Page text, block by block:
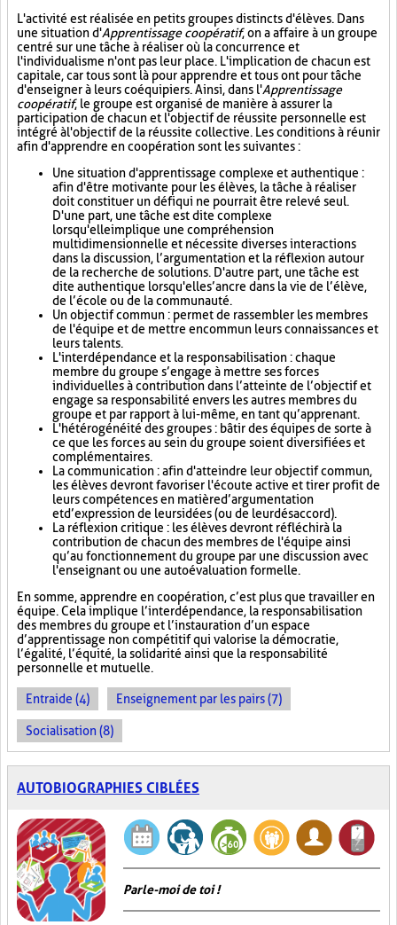
L'activité est réalisée en petits groupes distincts d'élèves. Dans
une situation d'Apprentissage coopératif, on a affaire à un groupe
centré sur une tâche à réaliser où la concurrence et
l'individualisme n'ont pas leur place. L'implication de chacun est
capitale, car tous sont là pour apprendre et tous ont pour tâche
d'enseigner à leurs coéquipiers. Ainsi, dans l'Apprentissage
coopératif, le groupe est organisé de manière à assurer la
participation de chacun et l'objectif de réussite personnelle est
intégré à l'objectif de la réussite collective. Les conditions à réunir
afin d'apprendre en coopération sont les suivantes :
Une situation d'apprentissage complexe et authentique :
afin d'être motivante pour les élèves, la tâche à réaliser
doit constituer un défi qui ne pourrait être relevé seul.
D'une part, une tâche est dite complexe
lorsqu'elle implique une compréhension
multidimensionnelle et nécessite diverses interactions
dans la discussion, l’argumentation et la réflexion autour
de la recherche de solutions. D'autre part, une tâche est
dite authentique lorsqu'elle s’ancre dans la vie de l’élève,
de l’école ou de la communauté.
Un objectif commun : permet de rassembler les membres
de l'équipe et de mettre en commun leurs connaissances et
leurs talents.
L'interdépendance et la responsabilisation : chaque
membre du groupe s’engage à mettre ses forces
individuelles à contribution dans l’atteinte de l’objectif et
engage sa responsabilité envers les autres membres du
groupe et par rapport à lui-même, en tant qu’apprenant.
L'hétérogénéité des groupes : bâtir des équipes de sorte à
ce que les forces au sein du groupe soient diversifiées et
complémentaires.
La communication : afin d'atteindre leur objectif commun,
les élèves devront favoriser l'écoute active et tirer profit de
leurs compétences en matière d’argumentation
et d’expression de leurs idées (ou de leur désaccord).
La réflexion critique : les élèves devront réfléchir à la
contribution de chacun des membres de l'équipe ainsi
qu’au fonctionnement du groupe par une discussion avec
l'enseignant ou une autoévaluation formelle.
En somme, apprendre en coopération, c’est plus que travailler en
équipe. Cela implique l’interdépendance, la responsabilisation
des membres du groupe et l’instauration d’un espace
d’apprentissage non compétitif qui valorise la démocratie,
l’égalité, l’équité, la solidarité ainsi que la responsabilité
personnelle et mutuelle.
Entraide (4) Enseignement par les pairs (7)
Socialisation (8)
AUTOBIOGRAPHIES CIBLÉES
Parle-moi de toi !